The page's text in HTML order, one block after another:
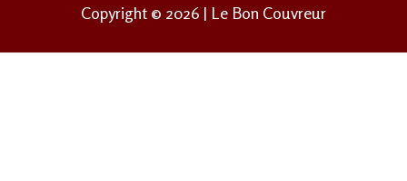
Copyright © 2026 | Le Bon Couvreur